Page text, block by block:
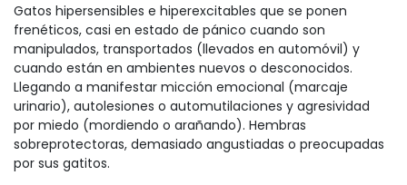
Gatos hipersensibles e hiperexcitables que se ponen
frenéticos, casi en estado de pánico cuando son
manipulados, transportados (llevados en automóvil) y
cuando están en ambientes nuevos o desconocidos.
Llegando a manifestar micción emocional (marcaje
urinario), autolesiones o automutilaciones y agresividad
por miedo (mordiendo o arañando). Hembras
sobreprotectoras, demasiado angustiadas o preocupadas
por sus gatitos.